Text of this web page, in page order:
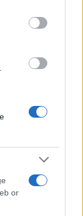
below Google
or
κόστη
την
- Στόχος για το
Μεσολόγγι